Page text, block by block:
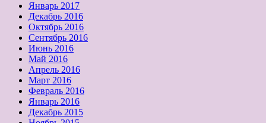
Январь 2017
Декабрь 2016
Октябрь 2016
Сентябрь 2016
Июнь 2016
Май 2016
Апрель 2016
Март 2016
Февраль 2016
Январь 2016
Декабрь 2015